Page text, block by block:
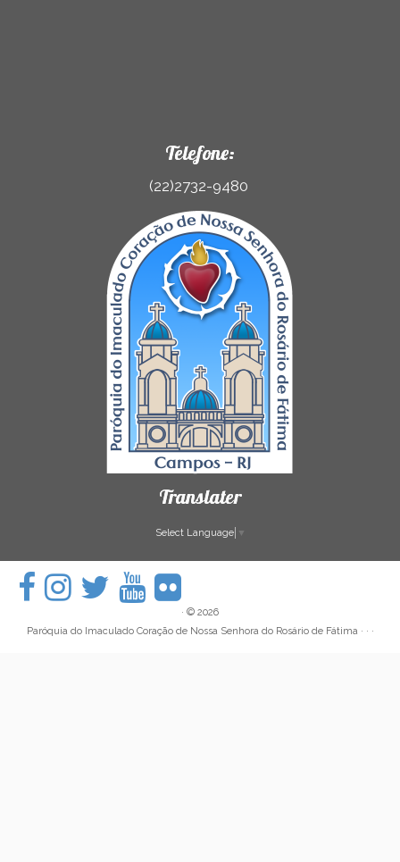
Telefone:
(22)2732-9480
Translater
Select Language ▼
· © 2026
Paróquia do Imaculado Coração de Nossa Senhora do Rosário de Fátima · · ·